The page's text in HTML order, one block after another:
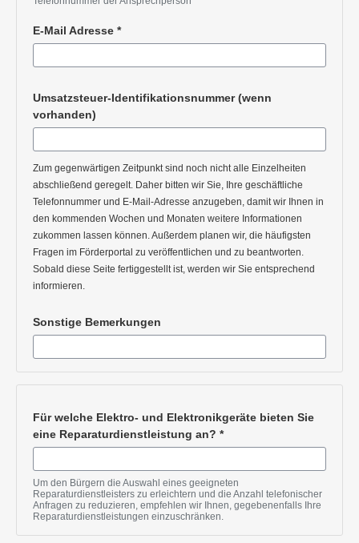
E-Mail Adresse *
Umsatzsteuer-Identifikationsnummer (wenn
vorhanden)
Zum gegenwärtigen Zeitpunkt sind noch nicht alle Einzelheiten
abschließend geregelt. Daher bitten wir Sie, Ihre geschäftliche
Telefonnummer und E-Mail-Adresse anzugeben, damit wir Ihnen in
den kommenden Wochen und Monaten weitere Informationen
zukommen lassen können. Außerdem planen wir, die häufigsten
Fragen im Förderportal zu veröffentlichen und zu beantworten.
Sobald diese Seite fertiggestellt ist, werden wir Sie entsprechend
informieren.
Sonstige Bemerkungen
Für welche Elektro- und Elektronikgeräte bieten Sie
eine Reparaturdienstleistung an? *
Pflichtangabe
Um den Bürgern die Auswahl eines geeigneten
Reparaturdienstleisters zu erleichtern und die Anzahl telefonischer
Anfragen zu reduzieren, empfehlen wir Ihnen, gegebenenfalls Ihre
Reparaturdienstleistungen einzuschränken.